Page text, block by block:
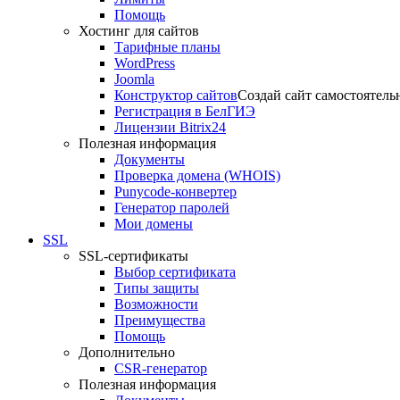
Помощь
Хостинг для сайтов
Тарифные планы
WordPress
Joomla
Конструктор сайтовСоздай сайт
Регистрация в БелГИЭ
Лицензии Bitrix24
Полезная информация
Документы
Проверка домена (WHOIS)
Punycode-конвертер
Генератор паролей
Мои домены
SSL
SSL-сертификаты
Выбор сертификата
Типы защиты
Возможности
Преимущества
Помощь
Дополнительно
CSR-генератор
Полезная информация